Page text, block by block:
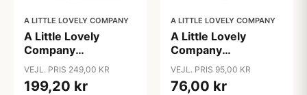
A LITTLE LOVELY COMPANY
A Little Lovely
Company
Børnerygsæk -
Vehicles
VEJL. PRIS 249,00 KR
199,20 kr
A LITTLE LOVELY COMPANY
A Little Lovely
Company
Drikkedunk -
Dinosaur
VEJL. PRIS 95,00 KR
76,00 kr